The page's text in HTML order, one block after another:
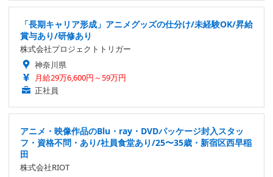
「長期キャリア形成」アニメグッズの仕分け/未経験OK/昇給
賞与あり/研修あり
株式会社プロジェクトトリガー
神奈川県
月給29万6,600円～59万円
正社員
アニメ・映像作品のBlu・ray・DVDパッケージ封入スタッ
フ・資格不問・あり/社員食堂あり/25〜35歳・新宿区西早稲
田
株式会社RIOT